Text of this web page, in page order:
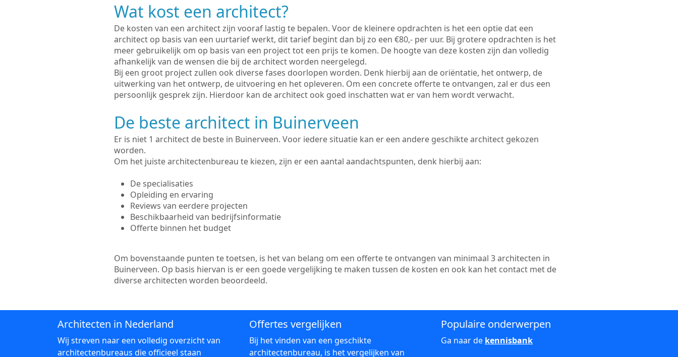
Wat kost een architect?
De kosten van een architect zijn vooraf lastig te bepalen. Voor de kleinere opdrachten is het een optie dat een
architect op basis van een uurtarief werkt, dit tarief begint dan bij zo een €80,- per uur. Bij grotere opdrachten is het
meer gebruikelijk om op basis van een project tot een prijs te komen. De hoogte van deze kosten zijn dan volledig
afhankelijk van de wensen die bij de architect worden neergelegd.
Bij een groot project zullen ook diverse fases doorlopen worden. Denk hierbij aan de oriëntatie, het ontwerp, de
uitwerking van het ontwerp, de uitvoering en het opleveren. Om een concrete offerte te ontvangen, zal er dus een
persoonlijk gesprek zijn. Hierdoor kan de architect ook goed inschatten wat er van hem wordt verwacht.
De beste architect in Buinerveen
Er is niet 1 architect de beste in Buinerveen. Voor iedere situatie kan er een andere geschikte architect gekozen
worden.
Om het juiste architectenbureau te kiezen, zijn er een aantal aandachtspunten, denk hierbij aan:
De specialisaties
Opleiding en ervaring
Reviews van eerdere projecten
Beschikbaarheid van bedrijfsinformatie
Offerte binnen het budget
Om bovenstaande punten te toetsen, is het van belang om een offerte te ontvangen van minimaal 3 architecten in
Buinerveen. Op basis hiervan is er een goede vergelijking te maken tussen de kosten en ook kan het contact met de
diverse architecten worden beoordeeld.
Architecten in Nederland
Wij streven naar een volledig overzicht van
architectenbureaus die officieel staan
Offertes vergelijken
Bij het vinden van een geschikte
architectenbureau, is het vergelijken van
Populaire onderwerpen
Ga naar de kennisbank